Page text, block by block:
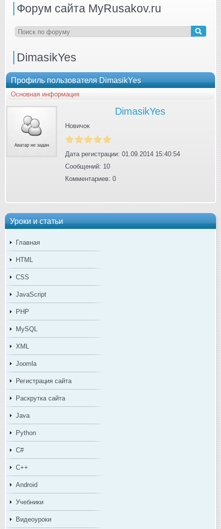
Уроки и статьи
Главная
HTML
CSS
JavaScript
PHP
MySQL
XML
Joomla
Регистрация сайта
Раскрутка сайта
Java
Python
C#
C++
Android
Учебники
Видеоуроки
Форум сайта MyRusakov.ru
DimasikYes
Профиль пользователя DimasikYes
Основная информация
DimasikYes
Новичок
Дата регистрации: 01.09.2014 15:40:54
Сообщений: 10
Комментариев: 0